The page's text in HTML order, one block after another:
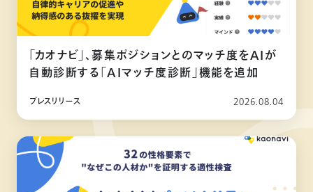
「カオナビ」、募集ポジションとのマッチ度をAIが
自動診断する「AIマッチ度診断」機能を追加
プレスリリース 2026.08.04